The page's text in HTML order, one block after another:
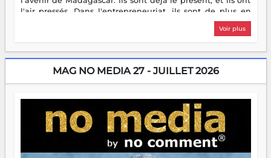
l'air pressés. Dans l'entrepreneuriat, ils sont de plus en
plus nombreux à se lancer, à créer, à risquer — souvent
sans filet, souvent sans aide, mais toujours avec cette
dorment vraiment la nuit. En culture, les nouvelles sont
encore meilleures. Aina Rasamoelina vient de décrocher le
Prix RFI Instrumental Afrique. Miangaly Elia rafle le Prix
jeunes qui tiennent la torche. Alors oui, on pourrait
s'arrêter là, applaudir et rentrer chez soi satisfait. Mais ce
serait passer à côté d'une chose essentielle. La fougue, ça
brûle fort — et parfois, ça brûle vite. Une flamme sans
direction peut éclairer autant qu'elle peut consumer. C'est
là que les aînés entrent en scène — pas pour reprendre le
Voir plus
MAG NO MEDIA 27 - JUILLET 2026